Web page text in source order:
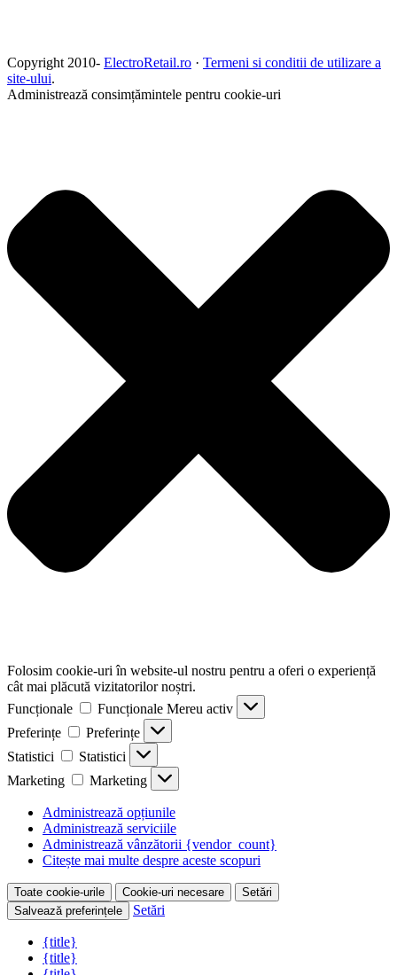
Copyright 2010- ElectroRetail.ro · Termeni si conditii de utilizare a
site-ului.
Administrează consimțămintele pentru cookie-uri
Folosim cookie-uri în website-ul nostru pentru a oferi o experiență
cât mai plăcută vizitatorilor noștri.
Funcționale
Funcționale Mereu activ
Preferințe
Preferințe
Statistici
Statistici
Marketing
Marketing
Administrează opțiunile
Administrează serviciile
Administrează vânzătorii {vendor_count}
Citește mai multe despre aceste scopuri
Toate cookie-urile Cookie-uri necesare
Setări
Salvează preferințele
Setări
{title}
{title}